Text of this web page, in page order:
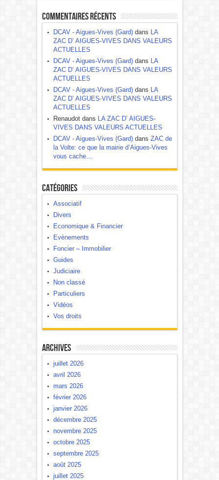
Commentaires récents
DCAV - Aigues-Vives (Gard)dans LA
ZAC D’ AIGUES-VIVES DANS VALEURS
ACTUELLES
DCAV - Aigues-Vives (Gard)dans LA
ZAC D’ AIGUES-VIVES DANS VALEURS
ACTUELLES
DCAV - Aigues-Vives (Gard)dans LA
ZAC D’ AIGUES-VIVES DANS VALEURS
ACTUELLES
Renaudot dans LA ZAC D’ AIGUES-
VIVES DANS VALEURS ACTUELLES
DCAV - Aigues-Vives (Gard)dans ZAC de
la Volte: ce que la mairie d’Aigues-Vives
vous cache…
Catégories
Associatif
Divers
Economique & Financier
Evènements
Foncier – Immobilier
Guides
Judiciaire
Non classé
Particuliers
Vidéos
Vos droits
Archives
juillet 2026
avril 2026
mars 2026
février 2026
janvier 2026
décembre 2025
novembre 2025
octobre 2025
septembre 2025
août 2025
juillet 2025